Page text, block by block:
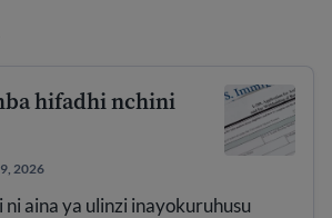
hifadhi nchini
2026
aina ya ulinzi inayokuruhusu